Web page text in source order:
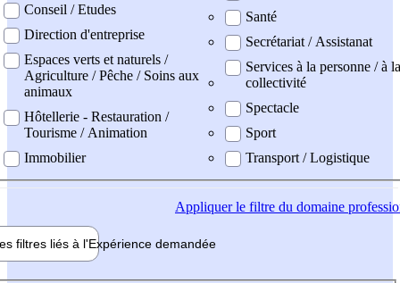
Conseil / Etudes
Direction d'entreprise
Espaces verts et naturels /
Agriculture / Pêche / Soins aux
animaux
Hôtellerie - Restauration /
Tourisme / Animation
Immobilier
Santé
Secrétariat / Assistanat
Services à la personne / à la
collectivité
Spectacle
Sport
Transport / Logistique
Appliquerle filtre du domaine
filtres liés à l'Expérience demandée